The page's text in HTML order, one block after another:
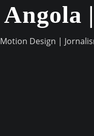
Design |